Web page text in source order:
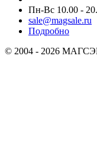
Пн-Вс 10.00 -
sale@magsale.ru
Подробно
© 2004 - 2026